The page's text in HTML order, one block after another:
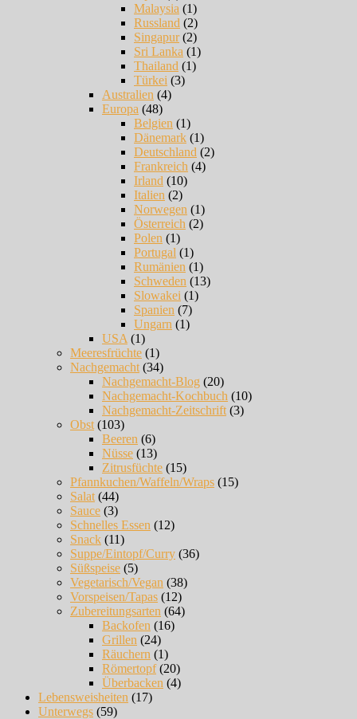
Malaysia (1)
Russland (2)
Singapur(2)
Sri Lanka (1)
Thailand (1)
Türkei (3)
Australien (4)
Europa (48)
Belgien (1)
Dänemark (1)
Deutschland (2)
Frankreich (4)
Irland (10)
Italien (2)
Norwegen (1)
Österreich (2)
Polen (1)
Portugal (1)
Rumänien (1)
Schweden (13)
Slowakei (1)
Spanien (7)
Ungarn (1)
USA (1)
Meeresfrüchte (1)
Nachgemacht (34)
Nachgemacht-Blog (20)
Nachgemacht-Kochbuch (10)
Nachgemacht-Zeitschrift (3)
Obst (103)
Beeren (6)
Nüsse (13)
Zitrusfüchte (15)
Pfannkuchen/Waffeln/Wraps (15)
Salat (44)
Sauce (3)
Schnelles Essen (12)
Snack (11)
Suppe/Eintopf/Curry (36)
Süßspeise (5)
Vegetarisch/Vegan (38)
Vorspeisen/Tapas (12)
Zubereitungsarten (64)
Backofen (16)
Grillen (24)
Räuchern (1)
Römertopf(20)
Überbacken (4)
Lebensweisheiten (17)
Unterwegs (59)